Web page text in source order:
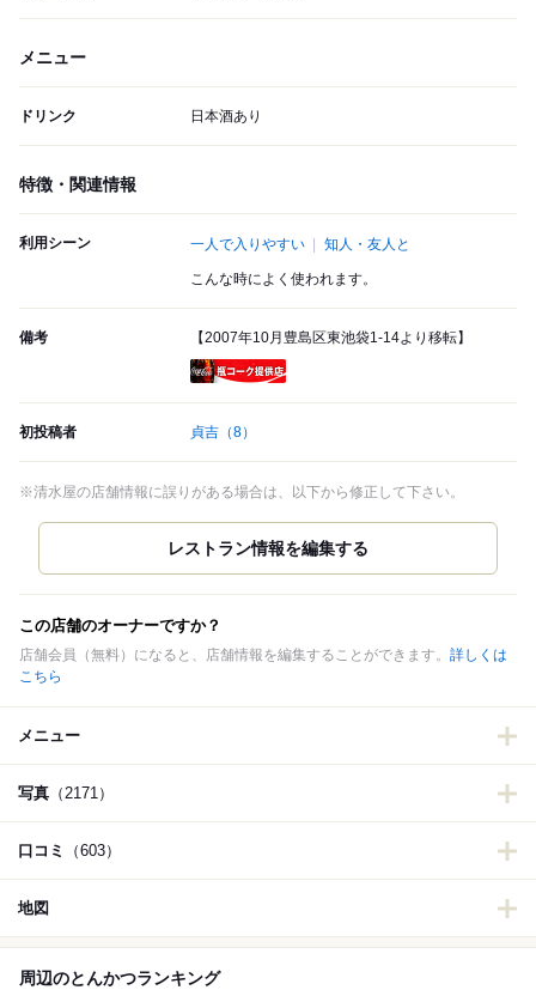
メニュー
ドリンク 日本酒あり
特徴・関連情報
利用シーン 一人で入りやすい 知人・友人と
こんな時によく使われます。
備考
【2007年10月豊島区東池袋1-14より移転】
初投稿者 貞吉 （8）
※清水屋の店舗情報に誤りがある場合は、以下から修正して下さい。
この店舗のオーナーですか？
店舗会員（無料）になると、店舗情報を編集することができます。 詳しくは
こちら
メニュー
写真 （2171）
口コミ （603）
地図
周辺のとんかつランキング